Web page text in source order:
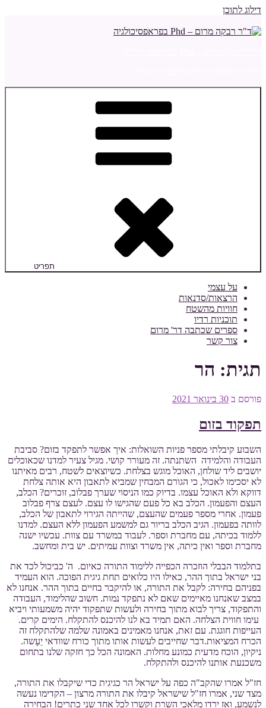
דילוג לתוכן
תפריט
על עצמי
הרצאות/סדנאות
חוויות מהשטח
תוכניות רדיו
ספרים שכתבה דר' מרום
צור קשר
תגית: הר
פורסם ב 30 בינואר 2021
תפקוד בזום
השבוע קיבלתי מספר פניות השואלות: איך אפשר לתפקד בזום? סביבת
העבודה והלמידה השתנתה. זה מעורר קושי. מגיל צעיר למדנו שכאוכלים
יושבים ליד שולחן, האוכל מוגש בצלחת. כשיוצאים לשטח, רבים מאיתנו
לא יסכימו לאכול, כי הגורם המבחין שמביא לתאבון היא אותה צלחת
דווקא ולא האוכל עצמו. בדיוק כמו הניסוי שערך פבלוב, זוכרים? הכלב,
העצם והפעמון. הכלב בא כל פעם שהגישו לו עצם. לעצם צרף פבלוב
פעמון. אחרי מספר פעמים שהעצם, שהייתה הגירוי לתאבון של הכלב,
לוותה בפעמון. הגיב הכלב בריור גם למשמע הפעמון ללא העצם. למדנו
ללמוד בכיתה, עם מחברת וספר. לעבוד במשרד עם צוות. עכשיו ישנה
מחברת וספר ואין כיתה, אין משרד וצוות עמיתים. יש בית ומחשב.
בתלמוד הבבלי הוזכרה הכפייה ללימוד התורה כאיום. ה' כביכול לכד את
בני ישראל בתוך ההר, כאילו היו כלואים תחת גיגית הפוכה. הוא העמיד
בפניהם בחירה: לקבל את התורה, או להיקבר בחיים בתוך ההר. אנחנו לא
במצב שאנחנו מאיימים שאם לא נתפקד נמות. חשוב שהלימוד, העבודה
והתפקוד, צריך לבוא מתוך בחירה ולעשות שתפקוד יהיה משמעותי ויביא
עימו חווית הצלחה. האם תמיד בא לנו להיכנס להתקלח. הימים קרים.
העייפות חוגגת. עם זאת, אנחנו מאמינים באמונה שלמה שלהתקלח זה
הכרח המציאות.דבר שחייבים לעשות אותו מתוך כורח שוודאי יֵעָשה.
ניקיון, הוכח מדעית כמונע מחלות. האמונה הכל כך חזקה שלנו בתחום
משכנעת אותנו להיכנס ולהתקלח.
חז"ל אמרו שהקב"ה כפה על ישראל הר כגיגית כדי שיקבלו את התורה,
מצד שני, אמרו חז"ל שישראל קיבלו את התורה מרצון – הקדימו נעשה
לנשמע, ואז ירדו מלאכי השרת וקשרו לכל אחד שני כתרים! הבחירה